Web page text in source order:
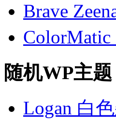
Brave
ColorMatic
随机WP主题
Logan 白